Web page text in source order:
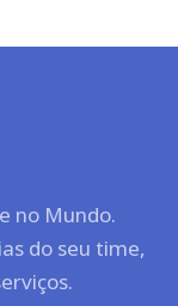
no Mundo.
do seu time,